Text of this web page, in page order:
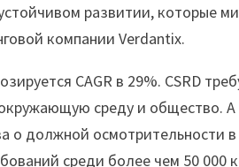
развитии, которые
компании Verdantix.
CAGR в 29%. CSRD
среду и общество.
должной осмотрительности в
среди более чем 50 000